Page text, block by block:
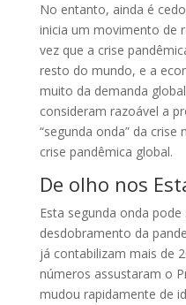
No entanto, ainda é
inicia um movimento de
vez que a crise
resto do mundo, e a
muito da demanda
consideram razoável a
“segunda onda” da crise
crise pandêmica global.
De olho nos
Esta segunda onda
desdobramento da
já contabilizam mais de
números assustaram o
mudou rapidamente de